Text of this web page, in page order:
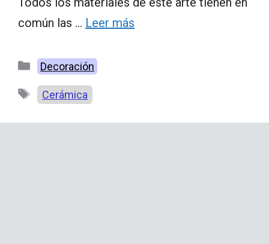
común las … Leer más
Categorías
Decoración
Etiquetas
Cerámica